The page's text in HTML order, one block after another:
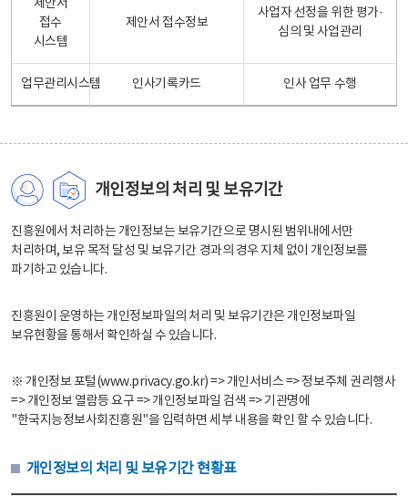
제안서
접수
시스템
제안서 접수정보
사업자 선정을 위한 평가·
심의 및 사업관리
업무관리시스템 인사기록카드 인사 업무 수행
개인정보의 처리 및 보유기간
진흥원에서 처리하는 개인정보는 보유기간으로 명시된 범위내에서만
처리하며, 보유 목적 달성 및 보유기간 경과의 경우 지체 없이 개인정보를
파기하고 있습니다.
진흥원이 운영하는 개인정보파일의 처리 및 보유기간은 개인정보파일
보유현황을 통해서 확인하실 수 있습니다.
※ 개인정보 포털(www.privacy.go.kr) => 개인서비스 => 정보주체 권리행사
=> 개인정보 열람등 요구 => 개인정보파일 검색 => 기관명에
"한국지능정보사회진흥원"을 입력하면 세부 내용을 확인 할 수 있습니다.
개인정보의 처리 및 보유기간 현황표